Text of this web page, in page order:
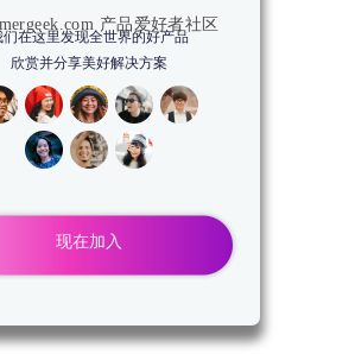
产品爱好者社区
们在这里发现全世界的好产品
欣赏并分享美好解决方案
现在加入